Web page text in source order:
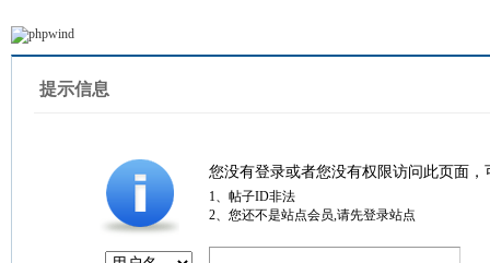
提示信息
您没有登录或者您没有权限访问此页面
1、帖子ID非法
2、您还不是站点会员,请先登录站点